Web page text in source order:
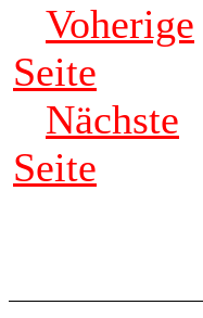
Voherige
Seite
Nächste
Seite